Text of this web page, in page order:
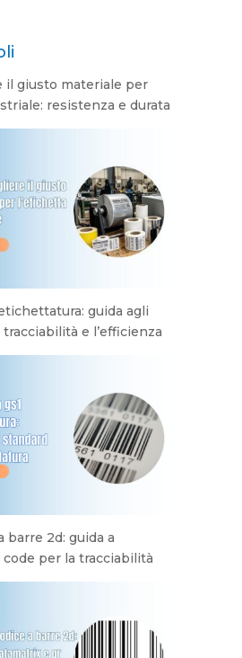
il giusto materiale per
resistenza e durata
guida agli
e l’efficienza
barre 2d: guida a
per la tracciabilità